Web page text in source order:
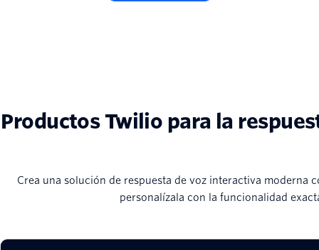
Productos Twilio para la
Crea una solución de respuesta de voz interactiva moderna
personalízala con la funcionalidad